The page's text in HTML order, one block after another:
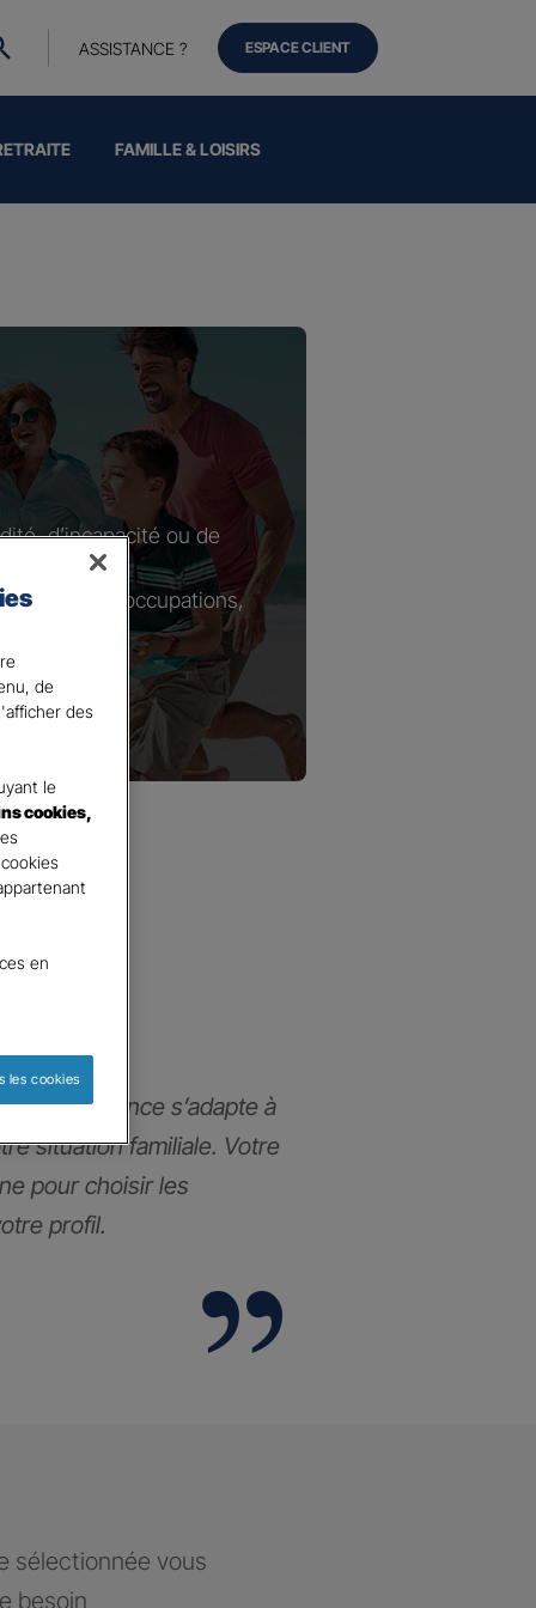
FAMILLE & LOISIRS
ASSISTANCE ? ESPACE CLIENT
d’incapacité ou de
de vos préoccupations,
prévoyance s’adapte à
situation familiale. Votre
pour choisir les
profil.
sélectionnée vous
besoin
de
des
le
cookies,
en
les cookies